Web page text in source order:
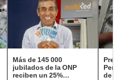
Más de 145 000
jubilados de la ONP
reciben un 25%
de